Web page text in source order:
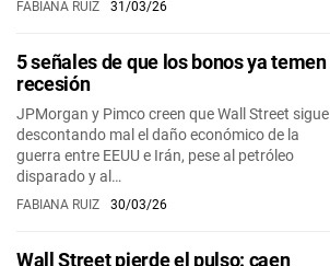
FABIANA RUIZ 31/03/26
5 señales de que los bonos ya temen
recesión
JPMorgan y Pimco creen que Wall Street sigue
descontando mal el daño económico de la
guerra entre EEUU e Irán, pese al petróleo
disparado y al…
FABIANA RUIZ 30/03/26
Wall Street pierde el pulso: caen